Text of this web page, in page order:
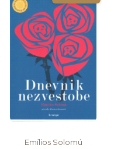
Emílios Solomú